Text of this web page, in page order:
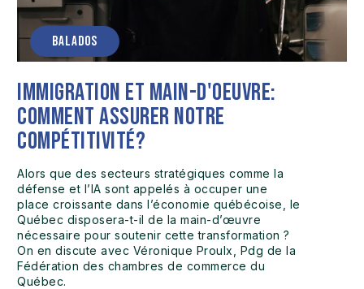
BALADOS
Immigration et main-d'oeuvre:
comment assurer notre
compétitivité?
Alors que des secteurs stratégiques comme la
défense et l’IA sont appelés à occuper une
place croissante dans l’économie québécoise, le
Québec disposera-t-il de la main-d’œuvre
nécessaire pour soutenir cette transformation ?
On en discute avec Véronique Proulx, Pdg de la
Fédération des chambres de commerce du
Québec.